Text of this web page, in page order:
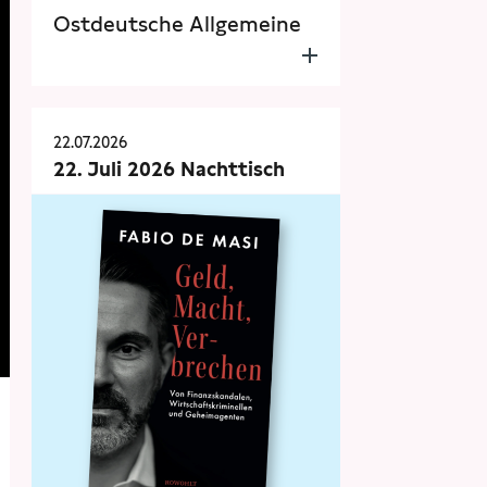
Ostdeutsche Allgemeine
22.07.2026
22. Juli 2026 Nachttisch